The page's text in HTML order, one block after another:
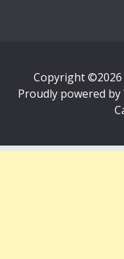
Copyright
Proudly powered by